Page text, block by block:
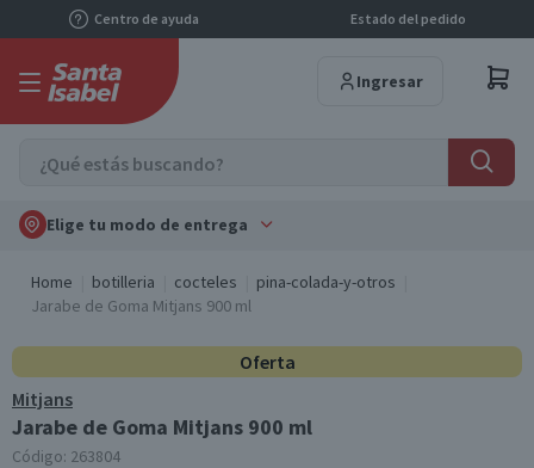
Centro de ayuda Estado del pedido
Ingresar
Elige tu modo de entrega
Home botilleria cocteles
pina-colada-y-otros
Jarabe de Goma Mitjans 900 ml
Oferta
Mitjans
Jarabe de Goma Mitjans 900 ml
Código: 263804